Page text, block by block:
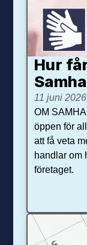
Hur
11 juni 2026
OM
öppen för
att få veta
handlar om
företaget.